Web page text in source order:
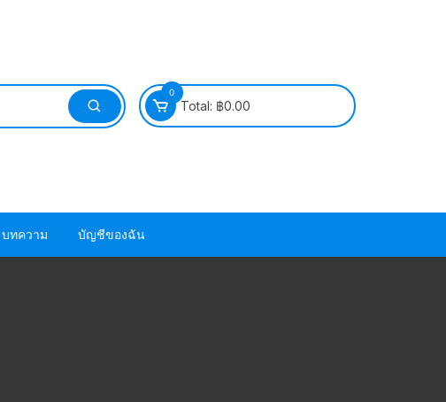
0
Total: ฿0.00
บทความ บัญชีของฉัน